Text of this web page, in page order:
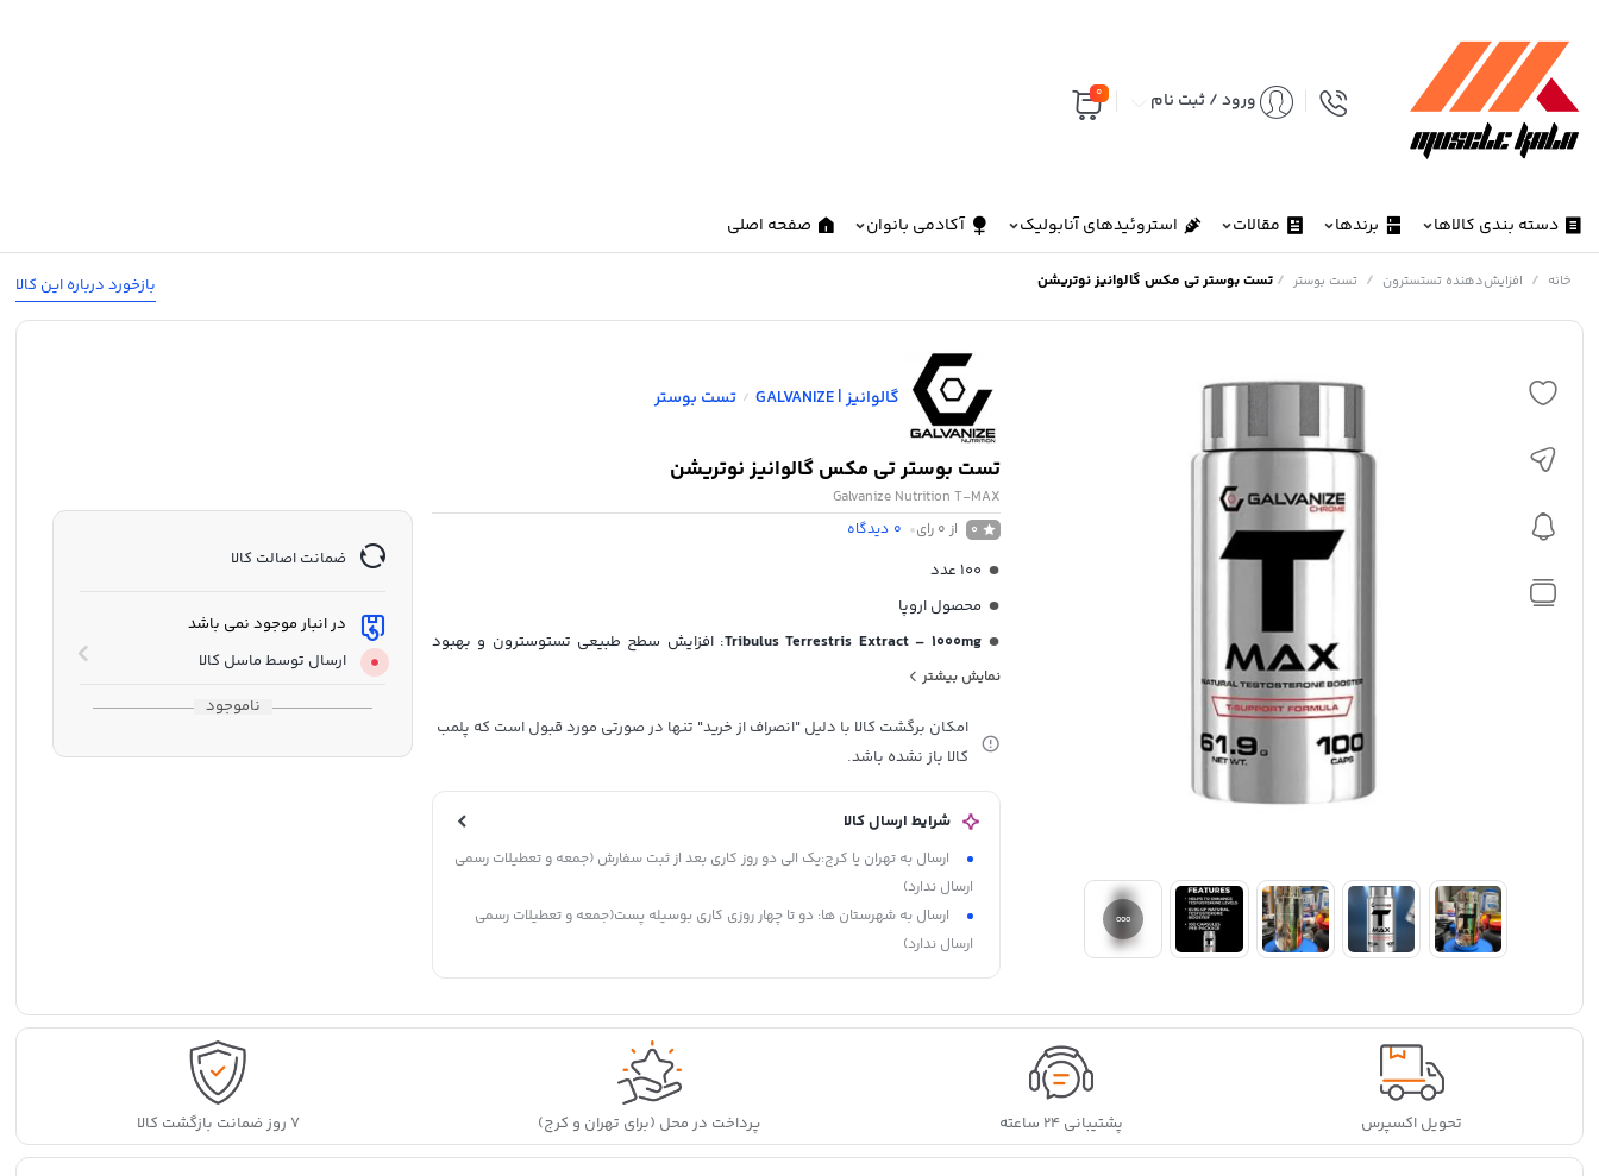
ورود / ثبت نام 0
دسته بندی کالاها برندها مقالات استروئیدهای آنابولیک آکادمی بانوان صفحه اصلی
بازخورد درباره این کالا خانه / افزایش‌دهنده تستسترون / تست بوستر /تست بوستر تی مکس گالوانیز نوتریشن
گالوانیز | GALVANIZE / تست بوستر
تست بوستر تی مکس گالوانیز نوتریشن
Galvanize Nutrition T-MAX
0 از 0 رای 0 دیدگاه
100 عدد
محصول اروپا
Tribulus Terrestris Extract – 1000mg: افزایش سطح طبیعی تستوسترون و بهبود
قدرت
ZMA (Zinc, Magnesium, Vitamin B6)
Vitamin D3 – 2000 IU
افزایش سطح طبیعی تستوسترون در بدن
تقویت قدرت و استقامت عضلانی
بهبود ریکاوری پس از تمرینات سخت
پشتیبانی از سلامت عمومی بدن و سیستم ایمنی
نمایش بیشتر
امکان برگشت کالا با دلیل "انصراف از خرید" تنها در صورتی مورد قبول است که پلمب
کالا باز نشده باشد.
شرایط ارسال کالا
ارسال به تهران یا کرج:یک الی دو روز کاری بعد از ثبت سفارش (جمعه و تعطیلات رسمی
ارسال ندارد)
ارسال به شهرستان ها: دو تا چهار روزی کاری بوسیله پست(جمعه و تعطیلات رسمی
ارسال ندارد)
ضمانت اصالت کالا
در انبار موجود نمی باشد
ارسال توسط ماسل کالا
ناموجود
تحویل اکسپرس پشتیبانی ۲۴ ساعته پرداخت در محل (برای تهران و کرج) ۷ روز ضمانت بازگشت کالا